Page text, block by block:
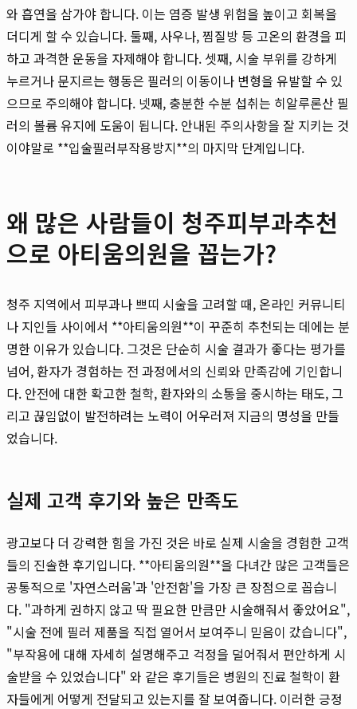
와 흡연을 삼가야 합니다. 이는 염증 발생 위험을 높이고 회복을
더디게 할 수 있습니다. 둘째, 사우나, 찜질방 등 고온의 환경을 피
하고 과격한 운동을 자제해야 합니다. 셋째, 시술 부위를 강하게
누르거나 문지르는 행동은 필러의 이동이나 변형을 유발할 수 있
으므로 주의해야 합니다. 넷째, 충분한 수분 섭취는 히알루론산 필
러의 볼륨 유지에 도움이 됩니다. 안내된 주의사항을 잘 지키는 것
이야말로 **입술필러부작용방지**의 마지막 단계입니다.
왜 많은 사람들이 청주피부과추천
으로 아티움의원을 꼽는가?
청주 지역에서 피부과나 쁘띠 시술을 고려할 때, 온라인 커뮤니티
나 지인들 사이에서 **아티움의원**이 꾸준히 추천되는 데에는 분
명한 이유가 있습니다. 그것은 단순히 시술 결과가 좋다는 평가를
넘어, 환자가 경험하는 전 과정에서의 신뢰와 만족감에 기인합니
다. 안전에 대한 확고한 철학, 환자와의 소통을 중시하는 태도, 그
리고 끊임없이 발전하려는 노력이 어우러져 지금의 명성을 만들
었습니다.
실제 고객 후기와 높은 만족도
광고보다 더 강력한 힘을 가진 것은 바로 실제 시술을 경험한 고객
들의 진솔한 후기입니다. **아티움의원**을 다녀간 많은 고객들은
공통적으로 '자연스러움'과 '안전함'을 가장 큰 장점으로 꼽습니
다. "과하게 권하지 않고 딱 필요한 만큼만 시술해줘서 좋았어요",
"시술 전에 필러 제품을 직접 열어서 보여주니 믿음이 갔습니다",
"부작용에 대해 자세히 설명해주고 걱정을 덜어줘서 편안하게 시
술받을 수 있었습니다" 와 같은 후기들은 병원의 진료 철학이 환
자들에게 어떻게 전달되고 있는지를 잘 보여줍니다. 이러한 긍정